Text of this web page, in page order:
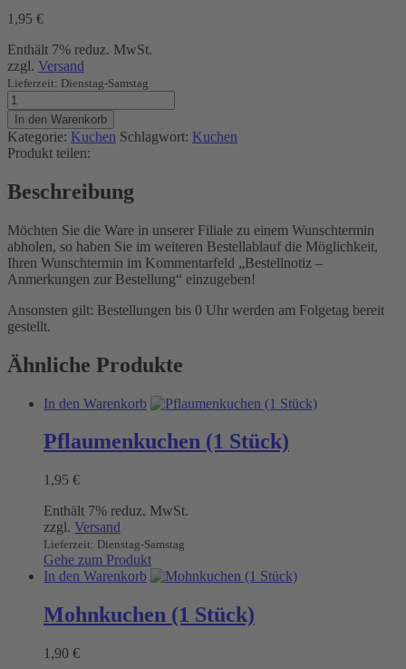
1,95 €
Enthält 7% reduz. MwSt.
zzgl. Versand
Lieferzeit: Dienstag-Samstag
Quark
Apfel
(1
Stück)
Menge
In den Warenkorb
Kategorie: Kuchen Schlagwort: Kuchen
Produkt teilen:
Beschreibung
Möchten Sie die Ware in unserer Filiale zu einem Wunschtermin
abholen, so haben Sie im weiteren Bestellablauf die Möglichkeit,
Ihren Wunschtermin im Kommentarfeld „Bestellnotiz –
Anmerkungen zur Bestellung“ einzugeben!
Ansonsten gilt: Bestellungen bis 0 Uhr werden am Folgetag bereit
gestellt.
Ähnliche Produkte
In den Warenkorb
Pflaumenkuchen (1 Stück)
1,95 €
Enthält 7% reduz. MwSt.
zzgl. Versand
Lieferzeit: Dienstag-Samstag
Gehe zum Produkt
In den Warenkorb
Mohnkuchen (1 Stück)
1,90 €